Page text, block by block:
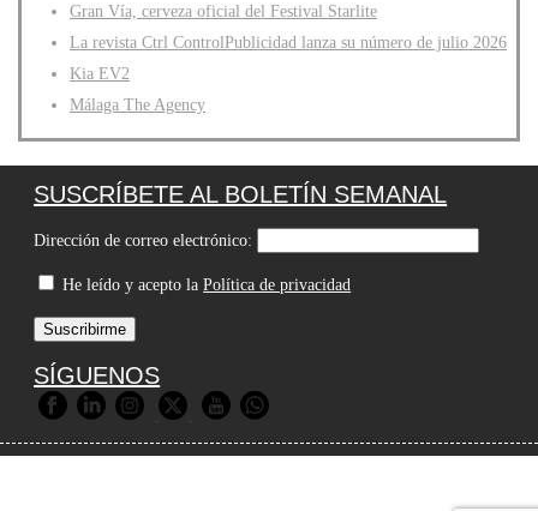
Gran Vía, cerveza oficial del Festival Starlite
La revista Ctrl ControlPublicidad lanza su número de julio 2026
Kia EV2
Málaga The Agency
SUSCRÍBETE AL BOLETÍN SEMANAL
Dirección de correo electrónico:
He leído y acepto laPolítica de privacidad
SÍGUENOS